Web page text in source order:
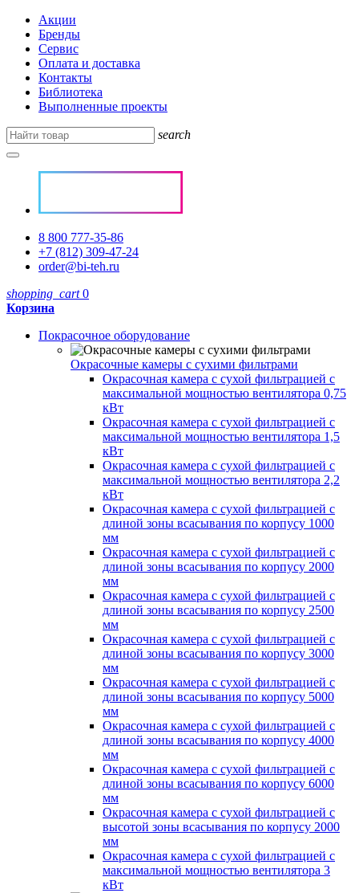
Акции
Бренды
Сервис
Оплата и доставка
Контакты
Библиотека
Выполненные проекты
search
8 800 777-35-86
+7 (812) 309-47-24
order@bi-teh.ru
shopping_cart 0
Корзина
Покрасочное оборудование
Окрасочные камеры с сухими фильтрами
Окрасочная камера с сухой фильтрацией с
максимальной мощностью вентилятора 0,75
кВт
Окрасочная камера с сухой фильтрацией с
максимальной мощностью вентилятора 1,5
кВт
Окрасочная камера с сухой фильтрацией с
максимальной мощностью вентилятора 2,2
кВт
Окрасочная камера с сухой фильтрацией с
длиной зоны всасывания по корпусу 1000
мм
Окрасочная камера с сухой фильтрацией с
длиной зоны всасывания по корпусу 2000
мм
Окрасочная камера с сухой фильтрацией с
длиной зоны всасывания по корпусу 2500
мм
Окрасочная камера с сухой фильтрацией с
длиной зоны всасывания по корпусу 3000
мм
Окрасочная камера с сухой фильтрацией с
длиной зоны всасывания по корпусу 5000
мм
Окрасочная камера с сухой фильтрацией с
длиной зоны всасывания по корпусу 4000
мм
Окрасочная камера с сухой фильтрацией с
длиной зоны всасывания по корпусу 6000
мм
Окрасочная камера с сухой фильтрацией с
высотой зоны всасывания по корпусу 2000
мм
Окрасочная камера с сухой фильтрацией с
максимальной мощностью вентилятора 3
кВт